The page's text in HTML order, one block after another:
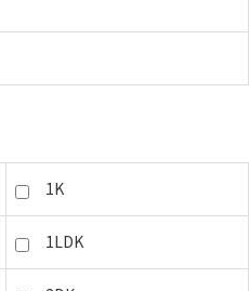
1K
1LDK